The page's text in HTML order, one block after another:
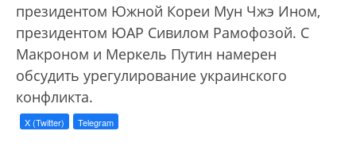
президентом Южной Кореи Мун Чжэ Ином,
президентом ЮАР Сивилом Рамофозой. С
Макроном и Меркель Путин намерен
обсудить урегулирование украинского
конфликта.
X (Twitter) Telegram